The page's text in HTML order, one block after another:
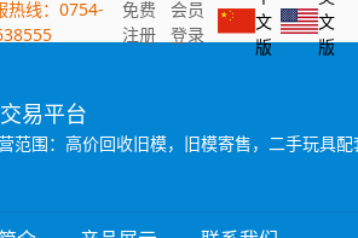
热线：0754-
免费
注册
会员
登录
文
版
文
版
易平台
范围：高价回收旧模，旧模寄售，二手玩具